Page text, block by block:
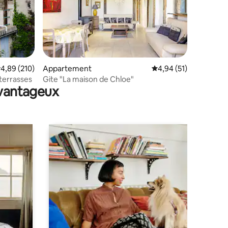
: 5 sur 5
moyenne sur la base de 210 commentaires : 4,89 sur 5
4,89 (210)
Appartement Évaluation moyenne
4,94 (51)
Gite "La maison de Chloe"